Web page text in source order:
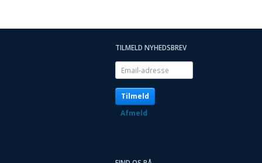
TILMELD NYHEDSBREV
Email-
adresse
Tilmeld
Afmeld